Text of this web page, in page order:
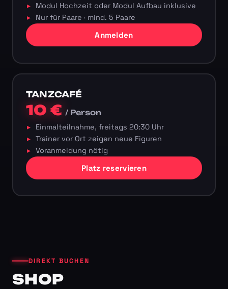
Modul Hochzeit oder Modul Aufbau inklusive
Nur für Paare · mind. 5 Paare
Anmelden
TANZCAFÉ
10 €/ Person
Einmalteilnahme, freitags 20:30 Uhr
Trainer vor Ort zeigen neue Figuren
Voranmeldung nötig
Platz reservieren
DIREKT BUCHEN
SHOP